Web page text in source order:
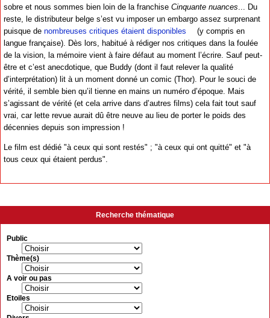
sobre et nous sommes bien loin de la franchise Cinquante nuances ... Du
reste, le distributeur belge s’est vu imposer un embargo assez surprenant
puisque de nombreuses critiques étaient disponibles
(y compris en
langue française). Dès lors, habitué à rédiger nos critiques dans la foulée
de la vision, la mémoire vient à faire défaut au moment l’écrire. Sauf peut-
être et c’est anecdotique, que Buddy (dont il faut relever la qualité
d’interprétation) lit à un moment donné un comic (Thor). Pour le souci de
vérité, il semble bien qu’il tienne en mains un numéro d’époque. Mais
s’agissant de vérité (et cela arrive dans d’autres films) cela fait tout sauf
vrai, car lette revue aurait dû être neuve au lieu de porter le poids des
décennies depuis son impression !
Le film est dédié "à ceux qui sont restés" ; "à ceux qui ont quitté" et "à
tous ceux qui étaient perdus".
Recherche thématique
Public
Thème(s)
A voir ou pas
Etoiles